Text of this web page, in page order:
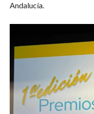
Andalucía.